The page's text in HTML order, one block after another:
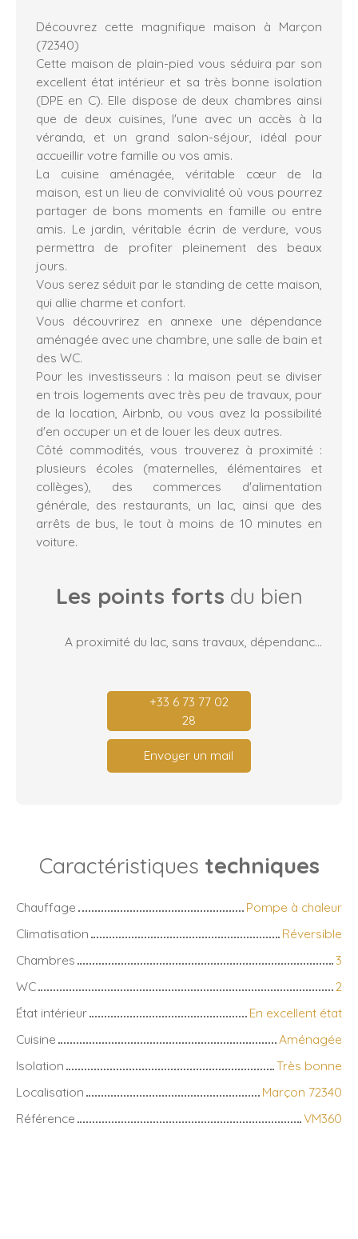
Découvrez cette magnifique maison à Marçon
(72340)
Cette maison de plain-pied vous séduira par son
excellent état intérieur et sa très bonne isolation
(DPE en C). Elle dispose de deux chambres ainsi
que de deux cuisines, l'une avec un accès à la
véranda, et un grand salon-séjour, idéal pour
accueillir votre famille ou vos amis.
La cuisine aménagée, véritable cœur de la
maison, est un lieu de convivialité où vous pourrez
partager de bons moments en famille ou entre
amis. Le jardin, véritable écrin de verdure, vous
permettra de profiter pleinement des beaux
jours.
Vous serez séduit par le standing de cette maison,
qui allie charme et confort.
Vous découvrirez en annexe une dépendance
aménagée avec une chambre, une salle de bain et
des WC.
Pour les investisseurs : la maison peut se diviser
en trois logements avec très peu de travaux, pour
de la location, Airbnb, ou vous avez la possibilité
d'en occuper un et de louer les deux autres.
Côté commodités, vous trouverez à proximité :
plusieurs écoles (maternelles, élémentaires et
collèges), des commerces d'alimentation
générale, des restaurants, un lac, ainsi que des
arrêts de bus, le tout à moins de 10 minutes en
voiture.
Les points forts du bien
A proximité du lac, sans travaux, dépendance pour du air bnb
+33 6 73 77 02
28
Envoyer un mail
Caractéristiques techniques
Chauffage
Pompe à chaleur
Climatisation
Réversible
Chambres
3
WC
2
État intérieur
En excellent état
Cuisine
Aménagée
Isolation
Très bonne
Localisation
Marçon 72340
Référence
VM360